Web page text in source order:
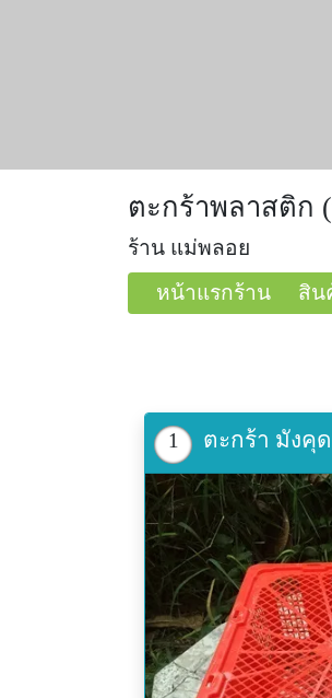
ตะกร้าพลาสติก
ร้าน แม่พลอย
หน้าแรกร้าน
สิน
1 ตะกร้า มังคุ